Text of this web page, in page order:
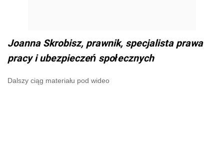
Joanna Skrobisz, prawnik, specjalista prawa
pracy i ubezpieczeń społecznych
Dalszy ciąg materiału pod wideo